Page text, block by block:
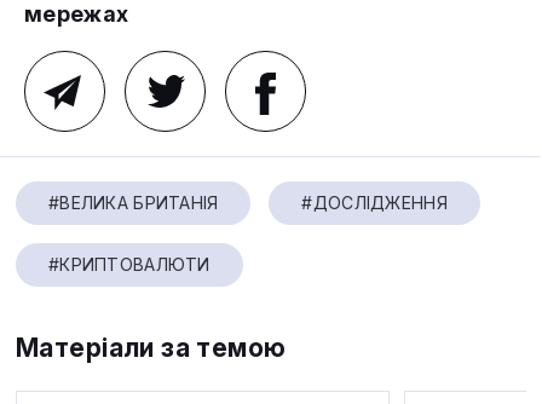
мережах
#ВЕЛИКА БРИТАНІЯ #ДОСЛІДЖЕННЯ
#КРИПТОВАЛЮТИ
Матеріали за темою